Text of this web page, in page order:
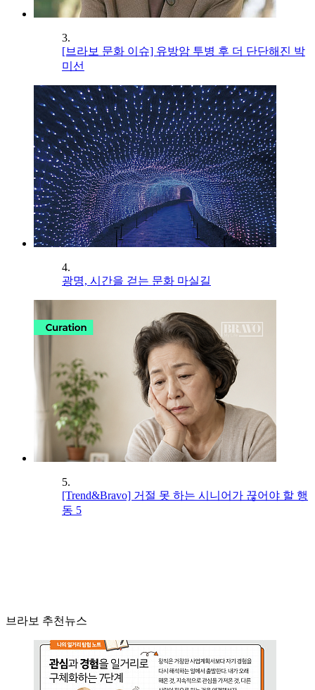
3.
[브라보 문화 이슈] 유방암 투병 후 더 단단해진 박
미선
4.
광명, 시간을 걷는 문화 마실길
5.
[Trend&Bravo] 거절 못 하는 시니어가 끊어야 할 행
동 5
브라보 추천뉴스